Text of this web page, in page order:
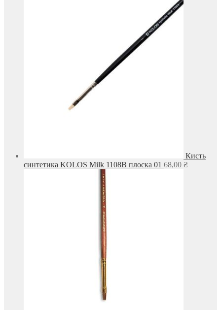
Кисть
синтетика KOLOS Milk 1108B плоска 01 68,00 ₴